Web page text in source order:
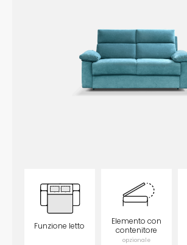
Funzione letto
Elemento con
contenitore
opzionale